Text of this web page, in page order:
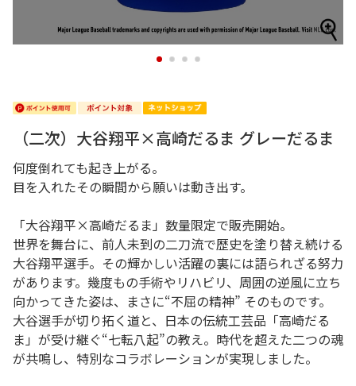
1 2 3 4
（二次）大谷翔平×高崎だるま グレーだるま
何度倒れても起き上がる。
目を入れたその瞬間から願いは動き出す。
「大谷翔平×高崎だるま」数量限定で販売開始。
世界を舞台に、前人未到の二刀流で歴史を塗り替え続ける
大谷翔平選手。その輝かしい活躍の裏には語られざる努力
があります。幾度もの手術やリハビリ、周囲の逆風に立ち
向かってきた姿は、まさに“不屈の精神” そのものです。
大谷選手が切り拓く道と、日本の伝統工芸品「高崎だる
ま」が受け継ぐ“七転八起”の教え。時代を超えた二つの魂
が共鳴し、特別なコラボレーションが実現しました。